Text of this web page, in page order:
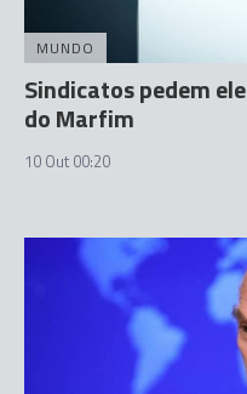
MUNDO
Sindicatos pedem
do Marfim
10 Out 00:20